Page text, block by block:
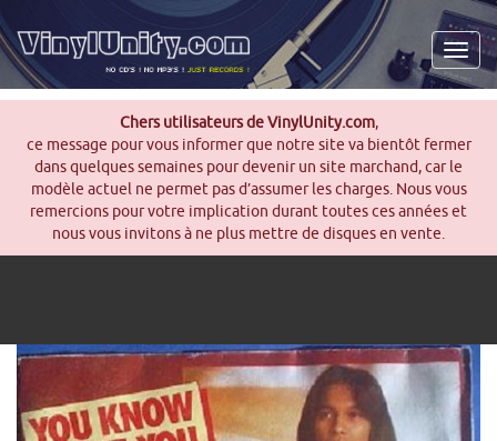
Chers utilisateurs de VinylUnity.com,
ce message pour vous informer que notre site va bientôt fermer
dans quelques semaines pour devenir un site marchand, car le
modèle actuel ne permet pas d’assumer les charges. Nous vous
remercions pour votre implication durant toutes ces années et
nous vous invitons à ne plus mettre de disques en vente.